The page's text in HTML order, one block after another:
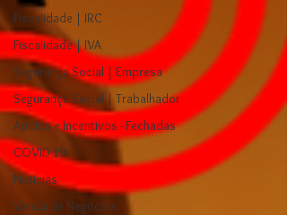
Fiscalidade | IRC
Fiscalidade | IVA
Segurança Social | Empresa
Segurança Social | Trabalhador
Apoios e Incentivos - Fechadas
COVID 19
Noticias
Venda de Negócios